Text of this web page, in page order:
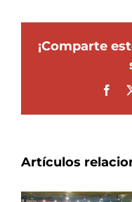
¡Comparte
Artículos